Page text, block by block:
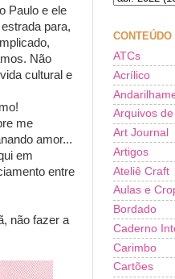
Paulo e ele
para,
Não
cultural e
me
amor...
em
entre
não fazer a
CONTEÚDO
ATCs
Acrílico
Arquivos
Art Journal
Artigos
Ateliê Craft
Aulas e
Bordado
Caderno
Carimbo
Cartões